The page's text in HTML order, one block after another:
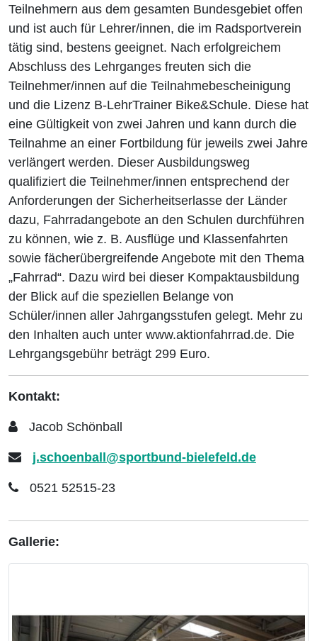
Teilnehmern aus dem gesamten Bundesgebiet offen
und ist auch für Lehrer/innen, die im Radsportverein
tätig sind, bestens geeignet. Nach erfolgreichem
Abschluss des Lehrganges freuten sich die
Teilnehmer/innen auf die Teilnahmebescheinigung
und die Lizenz B-LehrTrainer Bike&Schule. Diese hat
eine Gültigkeit von zwei Jahren und kann durch die
Teilnahme an einer Fortbildung für jeweils zwei Jahre
verlängert werden. Dieser Ausbildungsweg
qualifiziert die Teilnehmer/innen entsprechend der
Anforderungen der Sicherheitserlasse der Länder
dazu, Fahrradangebote an den Schulen durchführen
zu können, wie z. B. Ausflüge und Klassenfahrten
sowie fächerübergreifende Angebote mit den Thema
„Fahrrad“. Dazu wird bei dieser Kompaktausbildung
der Blick auf die speziellen Belange von
Schüler/innen aller Jahrgangsstufen gelegt. Mehr zu
den Inhalten auch unter www.aktionfahrrad.de. Die
Lehrgangsgebühr beträgt 299 Euro.
Kontakt:
Jacob Schönball
j.schoenball@sportbund-bielefeld.de
0521 52515-23
Gallerie: